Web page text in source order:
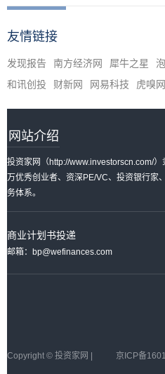
友情链接
发现报告 南方经济网 犀牛之星
和讯创投
财新网 网易科技 虎嗅网
网站介绍
投资家网（http://www.investorscn.com/
万优秀创业者、资深PE/VC、投资银行家
务体系。
商业计划书投递
邮箱：bp@wefinances.com
Copyright © 投资家网 | 京ICP备